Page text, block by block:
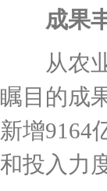
成果丰
从农业
瞩目的成
新增9164
和投入力